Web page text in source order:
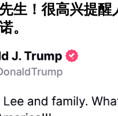
生！很高兴提醒
。